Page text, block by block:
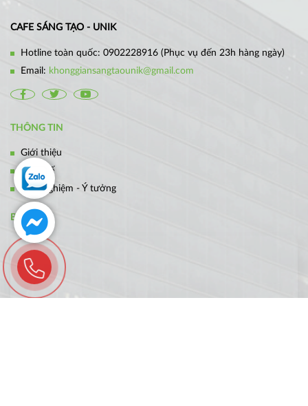
CAFE SÁNG TẠO - UNIK
Hotline toàn quốc: 0902228916 (Phục vụ đến 23h hàng ngày)
Email: khonggiansangtaounik@gmail.com
THÔNG TIN
Giới thiệu
Thiết kế
Kinh nghiệm - Ý tưởng
BẢN ĐỒ